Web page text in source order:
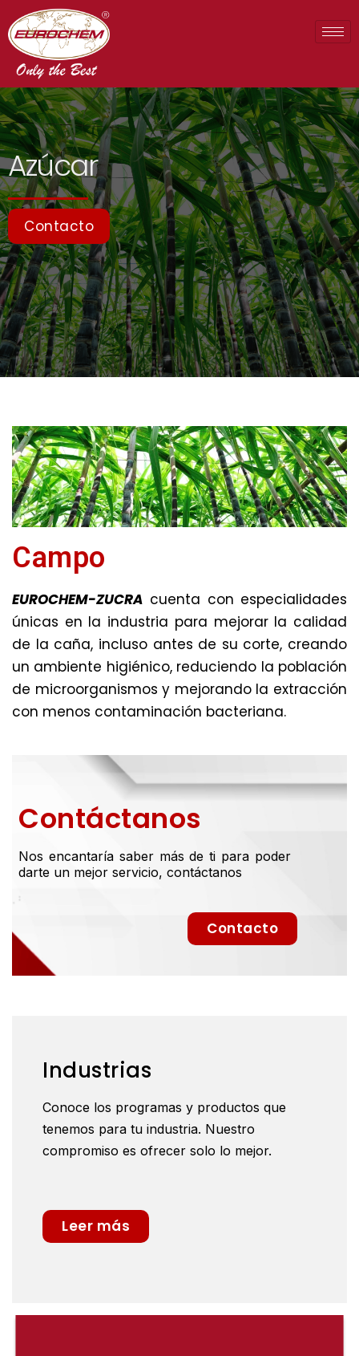
Azúcar
Contacto
Campo
EUROCHEM-ZUCRA cuenta con especialidades
únicas en la industria para mejorar la calidad
de la caña, incluso antes de su corte, creando
un ambiente higiénico, reduciendo la población
de microorganismos y mejorando la extracción
con menos contaminación bacteriana.
Contáctanos
Nos encantaría saber más de ti para poder
darte un mejor servicio, contáctanos
Contacto
Industrias
Conoce los programas y productos que
tenemos para tu industria. Nuestro
compromiso es ofrecer solo lo mejor.
Leer más